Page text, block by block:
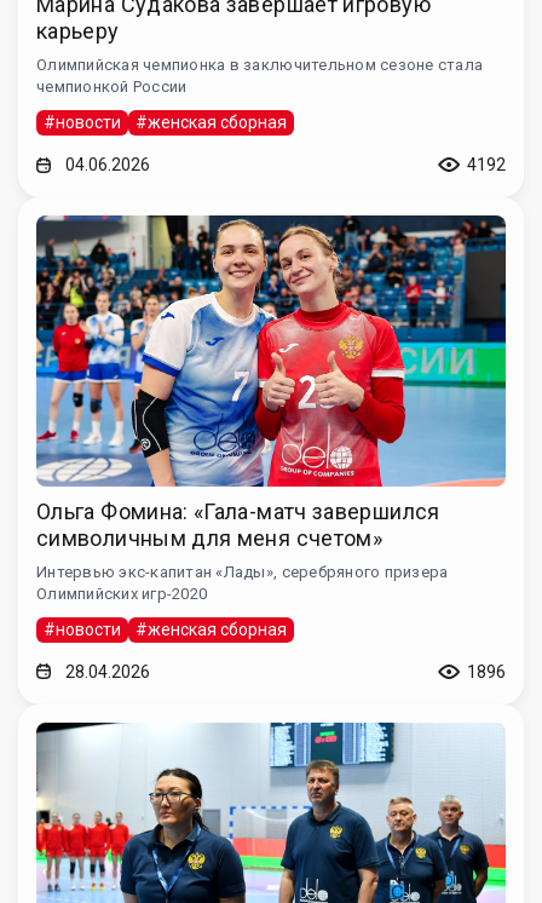
карьеру
Олимпийская чемпионка в заключительном сезоне стала
чемпионкой России
#новости #женская сборная
04.06.2026 4192
Ольга Фомина: «Гала-матч завершился
символичным для меня счетом»
Интервью экс-капитан «Лады», серебряного призера
Олимпийских игр-2020
#новости #женская сборная
28.04.2026 1896